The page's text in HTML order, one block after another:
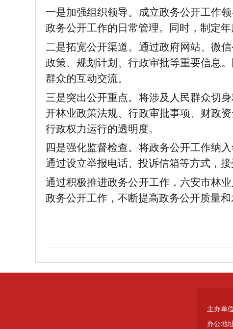
一是加强组织领导。成立政务公开工作
政务公开工作的日常管理。同时，制定
二是拓宽公开渠道。通过政府网站、微
政策、规划计划、行政审批等重要信息
群众的互动交流。
三是突出公开重点。将涉及人民群众切
开林业政策法规、行政审批事项、财政
行政权力运行的透明度。
四是强化监督检查。将政务公开工作纳
通过设立举报电话、投诉信箱等方式，
通过积极推进政务公开工作，六安市林
政务公开工作，不断提高政务公开质量
主办单
办公地